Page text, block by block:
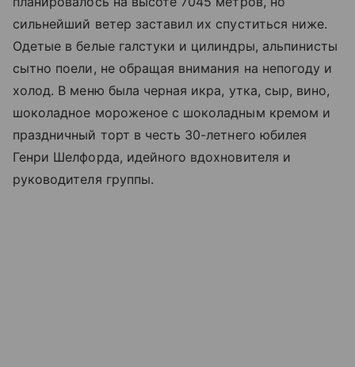
сильнейший ветер заставил их спуститься ниже.
Одетые в белые галстуки и цилиндры, альпинисты
сытно поели, не обращая внимания на непогоду и
холод. В меню была черная икра, утка, сыр, вино,
шоколадное мороженое с шоколадным кремом и
праздничный торт в честь 30-летнего юбилея
Генри Шелфорда, идейного вдохновителя и
руководителя группы.